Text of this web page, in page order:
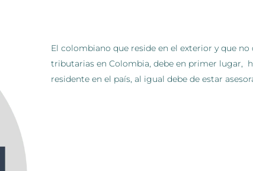
El colombiano que reside en el exterior y que
tributarias en Colombia, debe en primer lugar,
residente en el país, al igual debe de estar